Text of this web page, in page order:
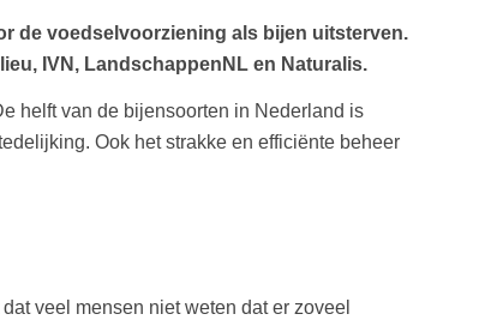
de voedselvoorziening als bijen uitsterven.
IVN, LandschappenNL en Naturalis.
helft van de bijensoorten in Nederland is
Ook het strakke en efficiënte beheer
veel mensen niet weten dat er zoveel